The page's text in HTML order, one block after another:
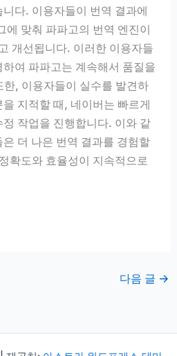
다. 이용자들이 번역 결과에
에 맞춰 파파고의 번역 엔진이
개선됩니다. 이러한 이용자들
여 파파고는 계속해서 품질을
, 이용자들이 실수를 발견하
지적할 때, 네이버는 빠르게
작업을 진행합니다. 이와 같
더 나은 번역 결과를 경험할
확도와 효율성이 지속적으로
다음 글 →